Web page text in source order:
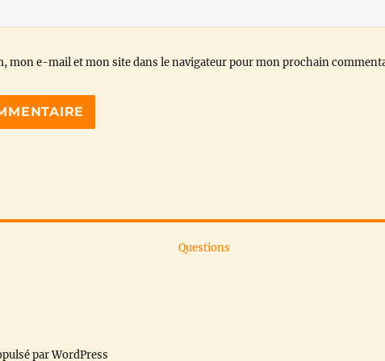
mon e-mail et mon site dans le navigateur pour mon prochain
Questions
par WordPress